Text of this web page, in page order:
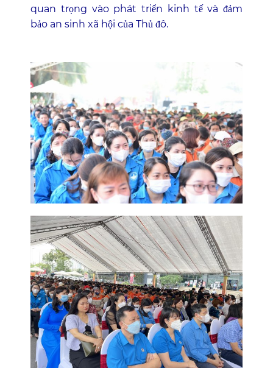
quan trọng vào phát triển kinh tế và đảm
bảo an sinh xã hội của Thủ đô.